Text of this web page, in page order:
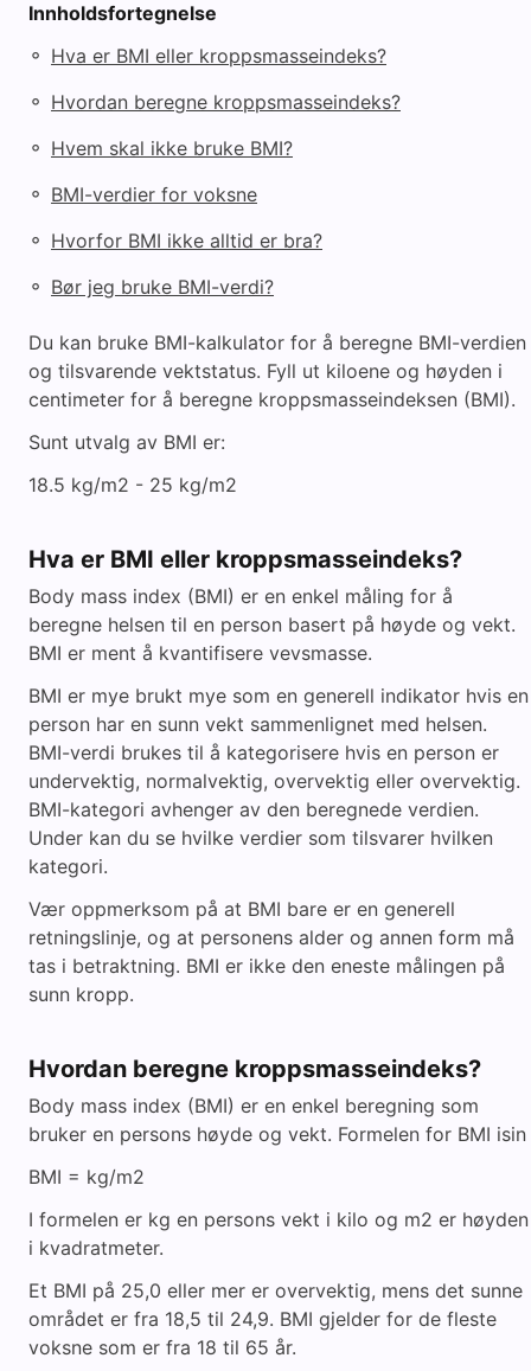
Innholdsfortegnelse
◦ Hva er BMI eller kroppsmasseindeks?
◦ Hvordan beregne kroppsmasseindeks?
◦ Hvem skal ikke bruke BMI?
◦ BMI-verdier for voksne
◦ Hvorfor BMI ikke alltid er bra?
◦ Bør jeg bruke BMI-verdi?
Du kan bruke BMI-kalkulator for å beregne BMI-verdien
og tilsvarende vektstatus. Fyll ut kiloene og høyden i
centimeter for å beregne kroppsmasseindeksen (BMI).
Sunt utvalg av BMI er:
18.5 kg/m2 - 25 kg/m2
Hva er BMI eller kroppsmasseindeks?
Body mass index (BMI) er en enkel måling for å
beregne helsen til en person basert på høyde og vekt.
BMI er ment å kvantifisere vevsmasse.
BMI er mye brukt mye som en generell indikator hvis en
person har en sunn vekt sammenlignet med helsen.
BMI-verdi brukes til å kategorisere hvis en person er
undervektig, normalvektig, overvektig eller overvektig.
BMI-kategori avhenger av den beregnede verdien.
Under kan du se hvilke verdier som tilsvarer hvilken
kategori.
Vær oppmerksom på at BMI bare er en generell
retningslinje, og at personens alder og annen form må
tas i betraktning. BMI er ikke den eneste målingen på
sunn kropp.
Hvordan beregne kroppsmasseindeks?
Body mass index (BMI) er en enkel beregning som
bruker en persons høyde og vekt. Formelen for BMI isin
BMI = kg/m2
I formelen er kg en persons vekt i kilo og m2 er høyden
i kvadratmeter.
Et BMI på 25,0 eller mer er overvektig, mens det sunne
området er fra 18,5 til 24,9. BMI gjelder for de fleste
voksne som er fra 18 til 65 år.